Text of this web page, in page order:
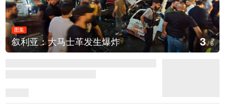
图集
叙利亚：大马士革发生爆炸 3/6